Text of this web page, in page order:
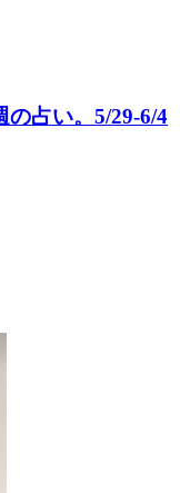
占い。5/29-6/4